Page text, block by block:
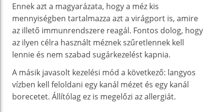
Ennek azt a magyarázata, hogy a méz kis
mennyiségben tartalmazza azt a virágport is, amire
az illető immunrendszere reagál. Fontos dolog, hogy
az ilyen célra használt méznek szűretlennek kell
lennie és nem szabad sugárkezelést kapnia.
A másik javasolt kezelési mód a következő: langyos
vízben kell feloldani egy kanál mézet és egy kanál
borecetet. Állítólag ez is megelőzi az allergiát.